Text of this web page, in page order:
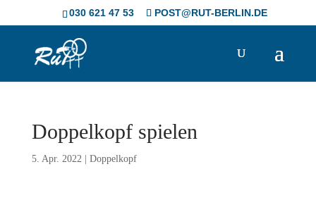
030 621 47 53 POST@RUT-BERLIN.DE
Doppelkopf spielen
5. Apr. 2022| Doppelkopf